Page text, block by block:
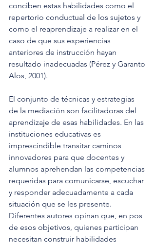
conciben estas habilidades como el
repertorio conductual de los sujetos y
como el reaprendizaje a realizar en el
caso de que sus experiencias
anteriores de instrucción hayan
resultado inadecuadas (Pérez y Garanto
Alos, 2001).
El conjunto de técnicas y estrategias
de la mediación son facilitadoras del
aprendizaje de esas habilidades. En las
instituciones educativas es
imprescindible transitar caminos
innovadores para que docentes y
alumnos aprehendan las competencias
requeridas para comunicarse, escuchar
y responder adecuadamente a cada
situación que se les presente.
Diferentes autores opinan que, en pos
de esos objetivos, quienes participan
necesitan construir habilidades